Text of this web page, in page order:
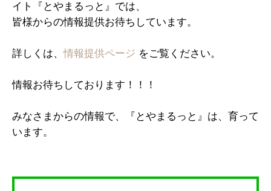
イト『とやまるっと』では、
皆様からの情報提供お待ちしています。
詳しくは、情報提供ページ をご覧ください。
情報お待ちしております！！！
みなさまからの情報で、『とやまるっと』は、育って
います。